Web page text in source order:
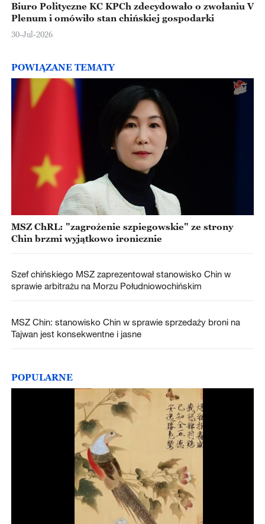
Biuro Polityczne KC KPCh zdecydowało o zwołaniu V
Plenum i omówiło stan chińskiej gospodarki
30-Jul-2026
POWIĄZANE TEMATY
MSZ ChRL: "zagrożenie szpiegowskie" ze strony
Chin brzmi wyjątkowo ironicznie
Szef chińskiego MSZ zaprezentował stanowisko Chin w
sprawie arbitrażu na Morzu Południowochińskim
MSZ Chin: stanowisko Chin w sprawie sprzedaży broni na
Tajwan jest konsekwentne i jasne
POPULARNE